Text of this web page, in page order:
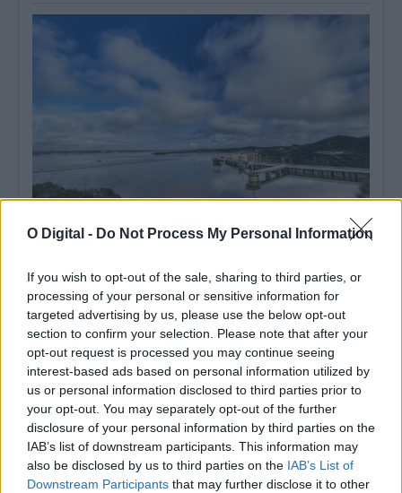
O Digital - Do Not Process My Personal Information
If you wish to opt-out of the sale, sharing to third parties, or
processing of your personal or sensitive information for
targeted advertising by us, please use the below opt-out
section to confirm your selection. Please note that after your
opt-out request is processed you may continue seeing
interest-based ads based on personal information utilized by
us or personal information disclosed to third parties prior to
your opt-out. You may separately opt-out of the further
disclosure of your personal information by third parties on the
IAB’s list of downstream participants. This information may
also be disclosed by us to third parties on the IAB’s List of
Downstream Participants that may further disclose it to other
A Empresa de Desenvolvimento e Infraestruturas do Alqueva
(EDIA) lançou um concurso público, com...
5 Agosto, 2026 - 09:00